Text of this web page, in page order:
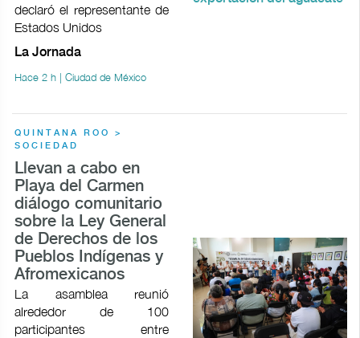
declaró el representante de
Estados Unidos
La Jornada
Hace 2 h | Ciudad de México
QUINTANA ROO >
SOCIEDAD
Llevan a cabo en
Playa del Carmen
diálogo comunitario
sobre la Ley General
de Derechos de los
Pueblos Indígenas y
Afromexicanos
La asamblea reunió
alrededor de 100
participantes entre